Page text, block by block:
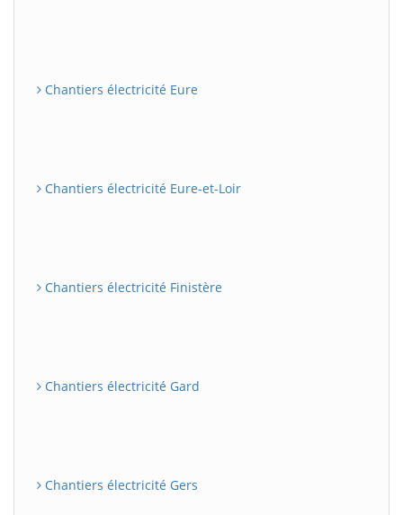
Chantiers électricité Eure
Chantiers électricité Eure-et-Loir
Chantiers électricité Finistère
Chantiers électricité Gard
Chantiers électricité Gers